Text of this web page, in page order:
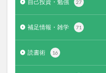
自己投資・勉強 27
補足情報・雑学 71
読書術 16